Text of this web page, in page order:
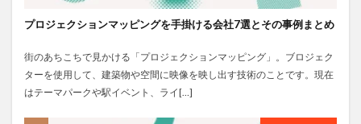
プロジェクションマッピングを手掛ける会社7選とその事例まとめ
街のあちこちで見かける「プロジェクションマッピング」。ブロジェク
ターを使用して、建築物や空間に映像を映し出す技術のことです。現在
はテーマパークや駅イベント、ライ[…]